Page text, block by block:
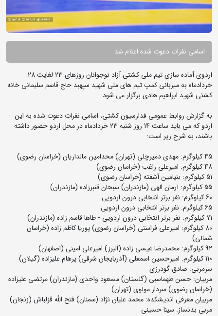
اسامی نفرات دعوت شده اعلام شد
اردوی آماده سازی تیم ملی کشتی آزاد نوجوانان روزهای 23 لغایت 28
خردادماه به میزبانی کمپ تیم های ملی شهید سپهبد حاج قاسم سلیمانی خانه
کشتی شهید ابراهیم هادی برگزار می شود.
به گزارش روابط عمومی فدارسیون کشتی، اسامی نفرات دعوت شده به این
اردو که می باید ساعت 14 روز شنبه 23 خردادماه در محل اردو حضور داشته
باشند، به شرح زیر است:
45 کیلوگرم: مهدی دمیرچلی (تهران) محدامین مالداریان (خراسان رضوی)
48 کیلوگرم: امیرعلی راغب (خراسان رضوی)
51 کیلوگرم: بنیامین آشفته (خراسان رضوی)
55 کیلوگرم: آرمان الهی (مازندران) سبحان قنبرزاده (مازندران)
60 کیلوگرم: نفر برتر انتخابی درون اردویی
65 کیلوگرم: نفر برتر انتخابی درون اردویی
71 کیلوگرم: نفر برتر انتخابی درون اردویی - طاها قاسم زاده (مازندران)
80 کیلوگرم: امیرعلی فراستی (خراسان رضوی) پوریا کاظم زاده (خراسان
شمالی)
92 کیلوگرم: محمدرضا عیسی زاده (البرز) امیرعلی امینی (اصفهان)
110 کیلوگرم: امیرحسین اسمعلی (آذربایجان شرقی) پرهام علیزاده (گیلان)
سرمربی‌: صادق گودرزی
مربیان: حسن طهماسبی (گلستان) مسعود واحدی (مازندران) مرتضی علیزاده
(خراسان رضوی) سردار مولوی (تهران)
مربیان معرفی اندیشکده: محمد علیان نژاد (سمنان) فتح الله قزلباش (زنجان)
مربی بدنساز: سینا حسینی